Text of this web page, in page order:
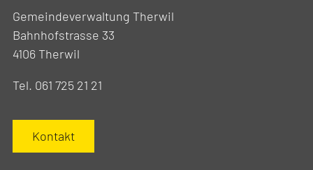
Gemeindeverwaltung Therwil
Bahnhofstrasse 33
4106 Therwil
Tel. 061 725 21 21
Kontakt